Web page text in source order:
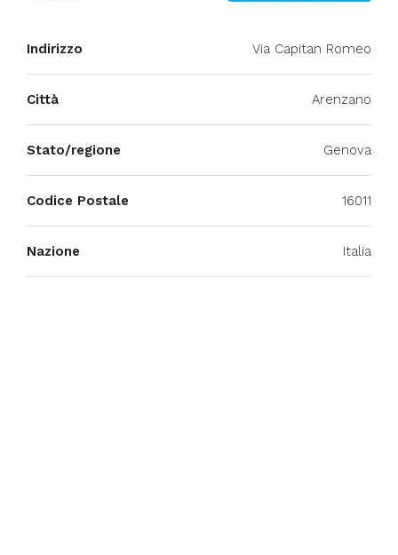
Indirizzo Via Capitan Romeo
Città Arenzano
Stato/regione Genova
Codice Postale 16011
Nazione Italia